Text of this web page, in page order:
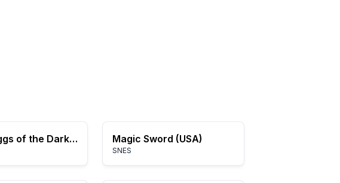
Power Piggs of the Dark Age (Europe) Magic Sword (USA)
SNES